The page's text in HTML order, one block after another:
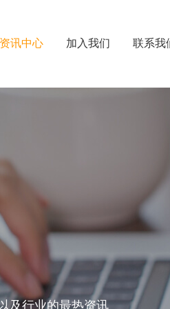
资讯中心 加入我们 联系我
及行业的最热资讯